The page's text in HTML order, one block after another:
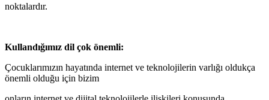
noktalardır.
Kullandığımız dil çok önemli:
Çocuklarımızın hayatında internet ve teknolojilerin varlığı oldukça
önemli olduğu için bizim